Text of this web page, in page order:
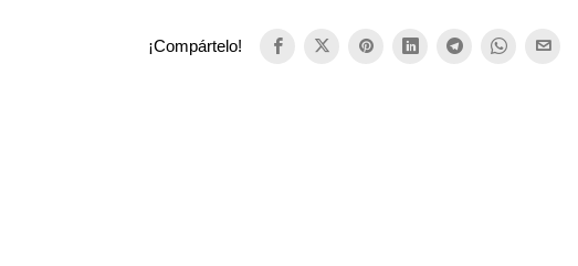
¡Compártelo!